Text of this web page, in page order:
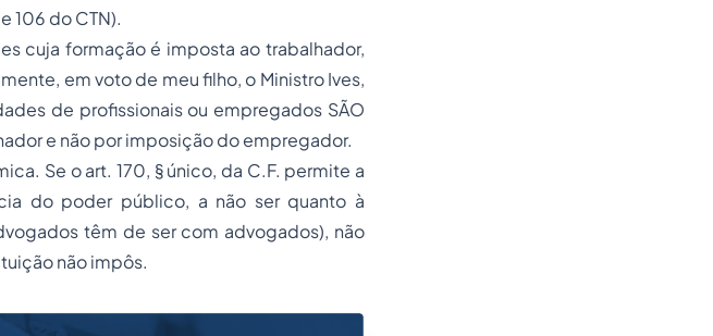
106 do CTN).
cuja formação é imposta ao trabalhador,
em voto de meu filho, o Ministro Ives,
de profissionais ou empregados SÃO
e não por imposição do empregador.
Se o art. 170, § único, da C.F. permite a
do poder público, a não ser quanto à
têm de ser com advogados), não
não impôs.